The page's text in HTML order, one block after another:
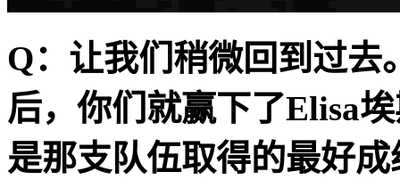
Q：让我们稍微回到过去
后，你们就赢下了Elisa
是那支队伍取得的最好